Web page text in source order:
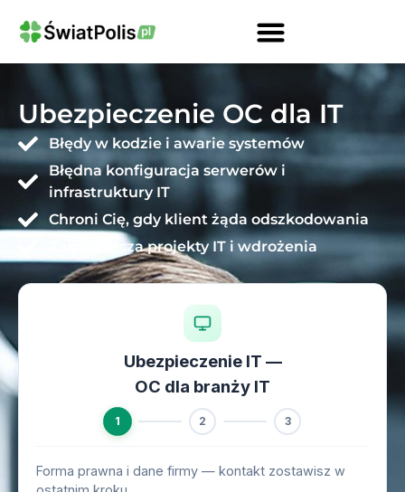
Ubezpieczenie OC dla IT
Błędy w kodzie i awarie systemów
Błędna konfiguracja serwerów i
infrastruktury IT
Chroni Cię, gdy klient żąda odszkodowania
Zabezpiecza projekty IT i wdrożenia